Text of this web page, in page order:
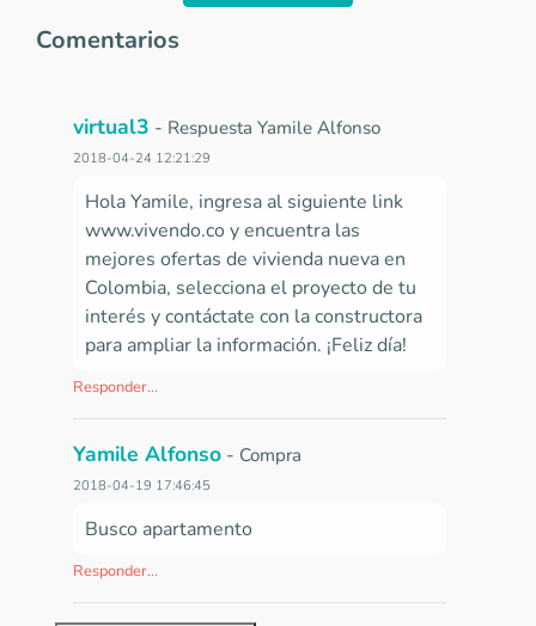
Comentarios
virtual3 - Respuesta Yamile Alfonso
2018-04-24 12:21:29
Hola Yamile, ingresa al siguiente link
www.vivendo.co y encuentra las
mejores ofertas de vivienda nueva en
Colombia, selecciona el proyecto de tu
interés y contáctate con la constructora
para ampliar la información. ¡Feliz día!
Responder...
Yamile Alfonso - Compra
2018-04-19 17:46:45
Busco apartamento
Responder...